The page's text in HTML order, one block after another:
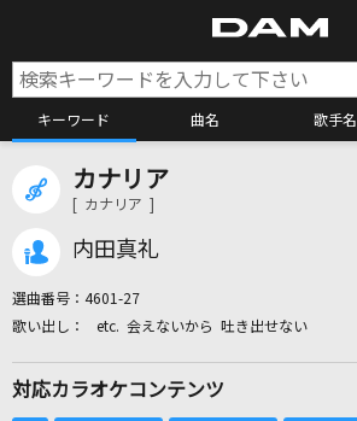
キーワード 曲名 歌手名
カナリア
[ カナリア ]
内田真礼
選曲番号： 4601-27
etc. 会えないから 吐き出せない
対応カラオケコンテンツ